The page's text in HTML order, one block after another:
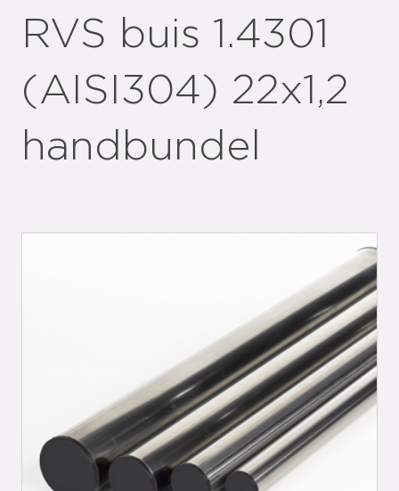
RVS buis 1.4301
(AISI304) 22x1,2
handbundel